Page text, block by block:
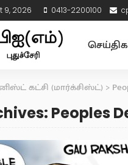
9, 2026 0413-2200100
கட்சி (மார்க்சிஸ்ட்) >
Peoples